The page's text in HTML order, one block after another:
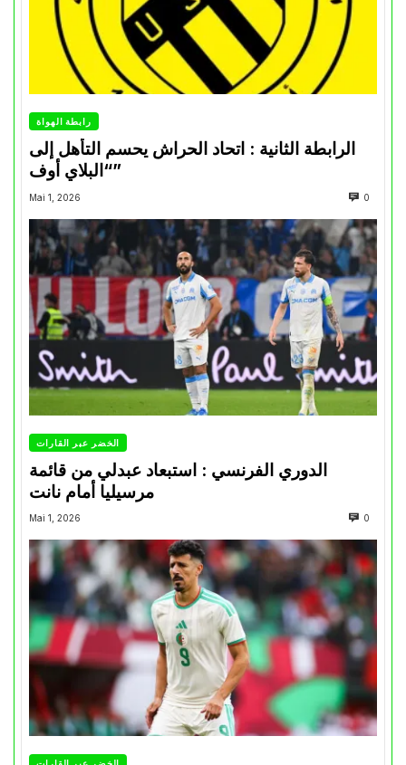
رابطة الهواة
الرابطة الثانية : اتحاد الحراش يحسم التأهل إلى
“البلاي أوف”
Mai 1, 2026 0
الخضر عبر القارات
الدوري الفرنسي : استبعاد عبدلي من قائمة
مرسيليا أمام نانت
Mai 1, 2026 0